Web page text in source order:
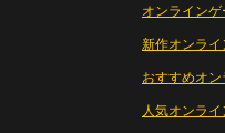
オンライン
新作オンライ
おすすめオ
人気オンラ